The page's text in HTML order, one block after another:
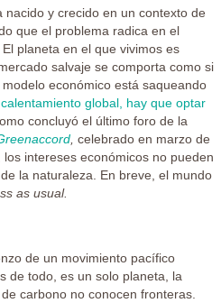
y crecido en un contexto de
que el problema radica en el
planeta en el que vivimos es
salvaje se comporta como si
económico está saqueando
global, hay que optar
concluyó el último foro de la
celebrado en marzo de
intereses económicos no pueden
la naturaleza. En breve, el mundo
as usual.
de un movimiento pacífico
de todo, es un solo planeta, la
carbono no conocen fronteras.